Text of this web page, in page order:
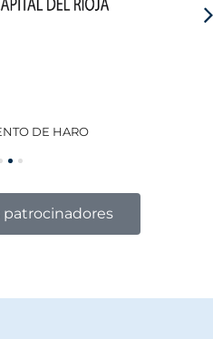
DE HARO
patrocinadores